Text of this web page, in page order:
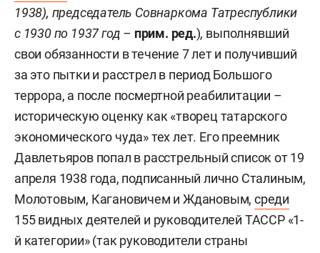
1938), председатель Совнаркома Татреспублики
с 1930 по 1937 год – прим. ред.), выполнявший
свои обязанности в течение 7 лет и получивший
за это пытки и расстрел в период Большого
террора, а после посмертной реабилитации –
историческую оценку как «творец татарского
экономического чуда» тех лет. Его преемник
Давлетьяров попал в расстрельный список от 19
апреля 1938 года, подписанный лично Сталиным,
Молотовым, Кагановичем и Ждановым, среди
155 видных деятелей и руководителей ТАССР «1-
й категории» (так руководители страны